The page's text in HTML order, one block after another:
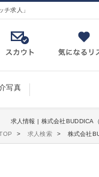
チ求人」
写真
求人情報 | 株式会社BUDDICA
求人検索 株式会社